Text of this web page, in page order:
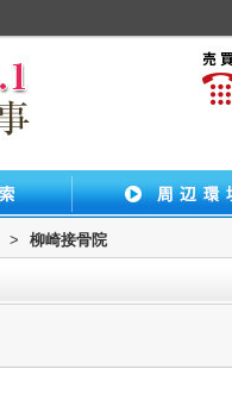
> 柳崎接骨院